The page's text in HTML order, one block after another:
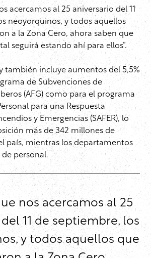
acercamos al 25 aniversario del 11
neoyorquinos, y todos aquellos
a la Zona Cero, ahora saben que
seguirá estando ahí para ellos”.
también incluye aumentos del 5,5%
de Subvenciones de
(AFG) como para el programa
para una Respuesta
y Emergencias (SAFER), lo
más de 342 millones de
país, mientras los departamentos
personal.
nos acercamos al 25
11 de septiembre, los
y todos aquellos que